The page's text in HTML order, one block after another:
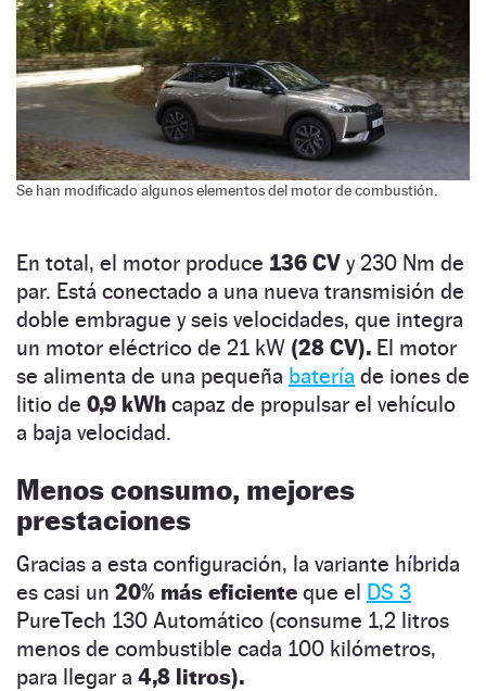
Se han modificado algunos elementos del motor de combustión.
En total, el motor produce 136 CV y 230 Nm de
par. Está conectado a una nueva transmisión de
doble embrague y seis velocidades, que integra
un motor eléctrico de 21 kW (28 CV). El motor
se alimenta de una pequeña batería de iones de
litio de 0,9 kWh capaz de propulsar el vehículo
a baja velocidad.
Menos consumo, mejores
prestaciones
Gracias a esta configuración, la variante híbrida
es casi un 20% más eficiente que el DS 3
PureTech 130 Automático (consume 1,2 litros
menos de combustible cada 100 kilómetros,
para llegar a 4,8 litros).